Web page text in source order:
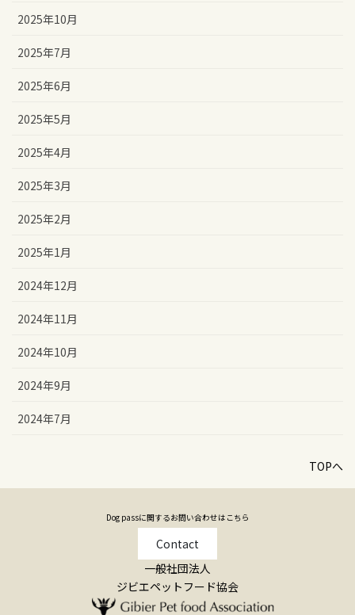
2025年10月
2025年7月
2025年6月
2025年5月
2025年4月
2025年3月
2025年2月
2025年1月
2024年12月
2024年11月
2024年10月
2024年9月
2024年7月
TOPへ
Dog passに関するお問い合わせはこちら
Contact
一般社団法人
ジビエペットフード協会